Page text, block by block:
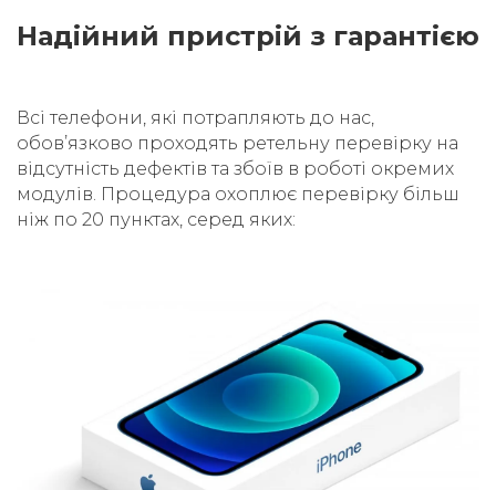
Надійний пристрій з гарантією
Всі телефони, які потрапляють до нас,
обовʼязково проходять ретельну перевірку на
відсутність дефектів та збоїв в роботі окремих
модулів. Процедура охоплює перевірку більш
ніж по 20 пунктах, серед яких: